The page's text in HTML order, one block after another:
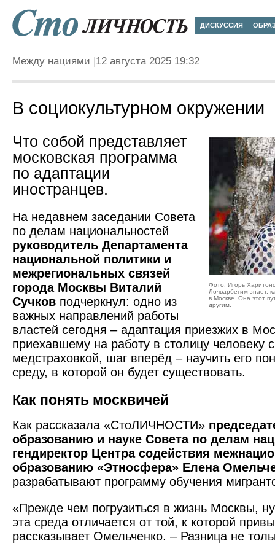
ДИСКУССИЯ
Между нациями 12 августа 2025 19:32
В социокультурном окружении
Фото: Игорь
Лочварбегим знает,
в Москве. Она этот
другим.
Что собой представляет
московская программа
по адаптации
иностранцев.
На недавнем заседании Совета
по делам национальностей
руководитель Департамента
национальной политики и
межрегиональных связей
города Москвы Виталий
Сучков подчеркнул: одно из
важных направлений работы
властей сегодня – адаптация приезжих в
приехавшему на работу в столицу человеку
медстраховкой, шаг вперёд – научить его
среду, в которой он будет существовать.
Как понять москвичей
Как рассказала «СтоЛИЧНОСТИ»
образованию и науке Совета по делам
гендиректор Центра содействия
образованию «Этносфера» Елена
разрабатывают программу обучения
«Прежде чем погрузиться в жизнь Москвы,
эта среда отличается от той, к которой
рассказывает Омельченко. – Разница не